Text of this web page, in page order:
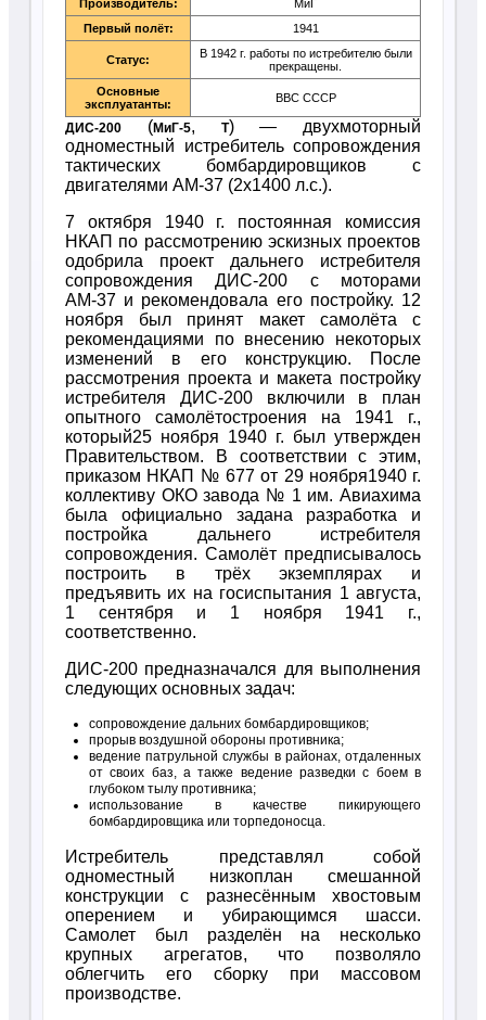
Производитель:
МиГ
Первый полёт:
1941
Статус:
В 1942 г. работы по истребителю были
прекращены.
Основные
эксплуатанты:
ВВС СССР
ДИС-200 (МиГ-5, T) — двухмоторный
одноместный истребитель сопровождения
тактических бомбардировщиков с
двигателями АМ-37 (2х1400 л.с.).
7 октября 1940 г. постоянная комиссия
НКАП по рассмотрению эскизных проектов
одобрила проект дальнего истребителя
сопровождения ДИС-200 с моторами
АМ-37 и рекомендовала его постройку. 12
ноября был принят макет самолёта с
рекомендациями по внесению некоторых
изменений в его конструкцию. После
рассмотрения проекта и макета постройку
истребителя ДИС-200 включили в план
опытного самолётостроения на 1941 г.,
который25 ноября 1940 г. был утвержден
Правительством. В соответствии с этим,
приказом НКАП № 677 от 29 ноября1940 г.
коллективу ОКО завода № 1 им. Авиахима
была официально задана разработка и
постройка дальнего истребителя
сопровождения. Самолёт предписывалось
построить в трёх экземплярах и
предъявить их на госиспытания 1 августа,
1 сентября и 1 ноября 1941 г.,
соответственно.
ДИС-200 предназначался для выполнения
следующих основных задач:
сопровождение дальних бомбардировщиков;
прорыв воздушной обороны противника;
ведение патрульной службы в районах, отдаленных
от своих баз, а также ведение разведки с боем в
глубоком тылу противника;
использование в качестве пикирующего
бомбардировщика или торпедоносца.
Истребитель представлял собой
одноместный низкоплан смешанной
конструкции с разнесённым хвостовым
оперением и убирающимся шасси.
Самолет был разделён на несколько
крупных агрегатов, что позволяло
облегчить его сборку при массовом
производстве.